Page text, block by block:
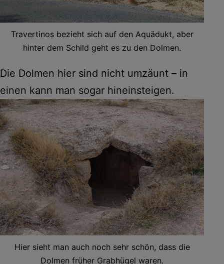
Travertinos bezieht sich auf den Aquädukt, aber
hinter dem Schild geht es zu den Dolmen.
Die Dolmen hier sind nicht umzäunt – in
einen kann man sogar hineinsteigen.
Hier sieht man auch noch sehr schön, dass die
Dolmen früher Grabhügel waren.